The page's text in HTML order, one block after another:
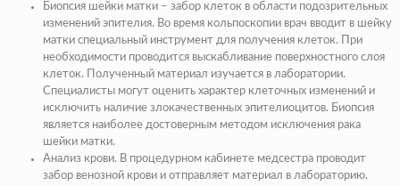
Биопсия шейки матки – забор клеток в области подозрительных
изменений эпителия. Во время кольпоскопии врач вводит в шейку
матки специальный инструмент для получения клеток. При
необходимости проводится выскабливание поверхностного слоя
клеток. Полученный материал изучается в лаборатории.
Специалисты могут оценить характер клеточных изменений и
исключить наличие злокачественных эпителиоцитов. Биопсия
является наиболее достоверным методом исключения рака
шейки матки.
Анализ крови. В процедурном кабинете медсестра проводит
забор венозной крови и отправляет материал в лабораторию.